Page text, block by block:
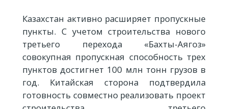
Казахстан активно расширяет пропускные
пункты. С учетом строительства нового
третьего перехода «Бахты-Аягоз»
совокупная пропускная способность трех
пунктов достигнет 100 млн тонн грузов в
год. Китайская сторона подтвердила
готовность совместно реализовать проект